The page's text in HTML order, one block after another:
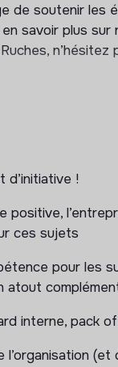
de soutenir les
savoir plus sur
n’hésitez
salons,
chez les
des outils
(webinaires,
!
positive,
ces sujets
pour les
atout
interne, pack
(et